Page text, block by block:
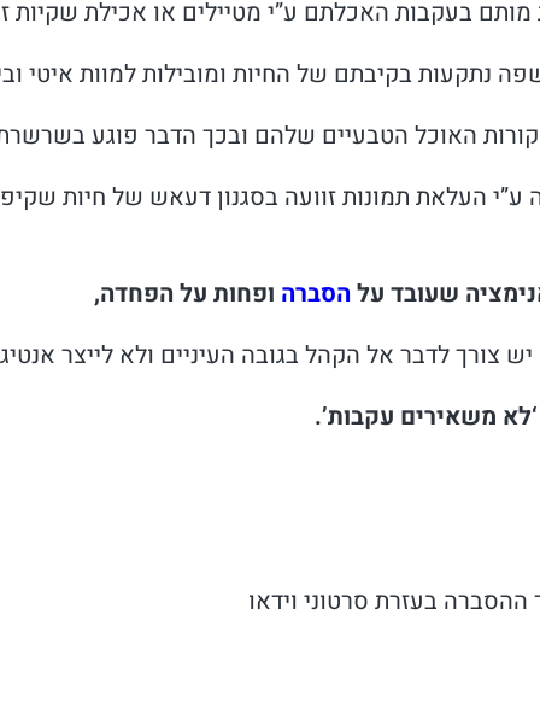
בעקבות האכלתם ע”י מטיילים או אכילת
נתקעות בקיבתם של החיות ומובילות למוות איטי
האוכל הטבעיים שלהם ובכך הדבר פוגע
העלאת תמונות זוועה בסגנון דעאש של חיות
שעובד עלהסברה ופחות על הפחדה,
צורך לדבר אל הקהל בגובה העיניים ולא לייצר
משאירים עקבות’.
בעזרת סרטוני וידאו